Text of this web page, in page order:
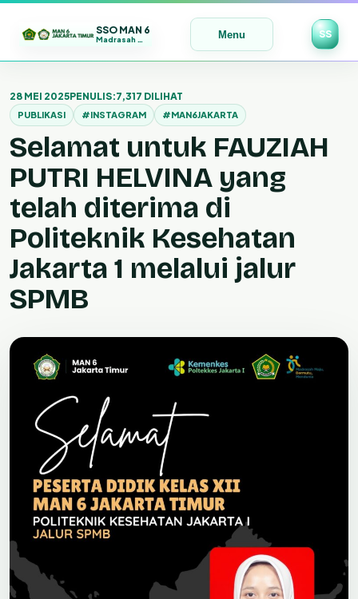
SSO MAN 6
Madrasah Maju | Bermutu | Mendunia Menu SS
ke
konten
28 MEI 2025PENULIS:7,317 DILIHAT
PUBLIKASI #INSTAGRAM #MAN6JAKARTA
Selamat untuk FAUZIAH
PUTRI HELVINA yang
telah diterima di
Politeknik Kesehatan
Jakarta 1 melalui jalur
SPMB